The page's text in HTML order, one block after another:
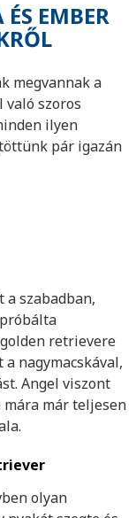
EMBER
megvannak a
való szoros
ilyen
pár igazán
a szabadban,
retrievere
nagymacskával,
Angel viszont
már teljesen
olyan